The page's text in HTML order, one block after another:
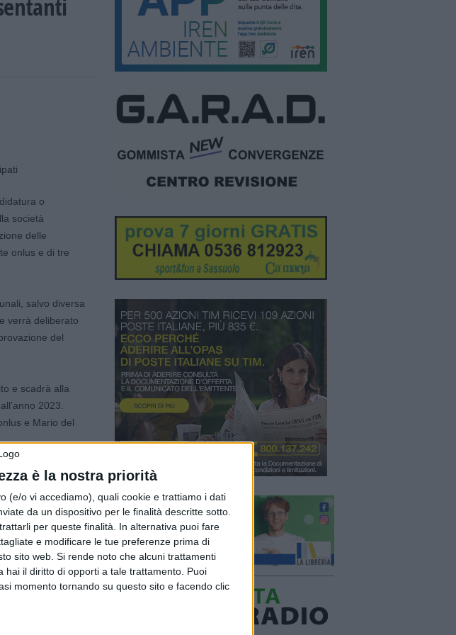
è la nostra priorità
(e/o vi accediamo), quali cookie e trattiamo i dati
da un dispositivo per le finalità descritte sotto.
per queste finalità. In alternativa puoi fare
e modificare le tue preferenze prima di
sito web. Si rende noto che alcuni trattamenti
il diritto di opporti a tale trattamento. Puoi
momento tornando su questo sito e facendo clic
o
società
delle
onlus e di tre
salvo diversa
verrà deliberato
del
e scadrà alla
2023.
e Mario del
di Modena,
segreteria
ai numeri
alle 13; lunedì
essere utilizzate
naturale del
i presidenti